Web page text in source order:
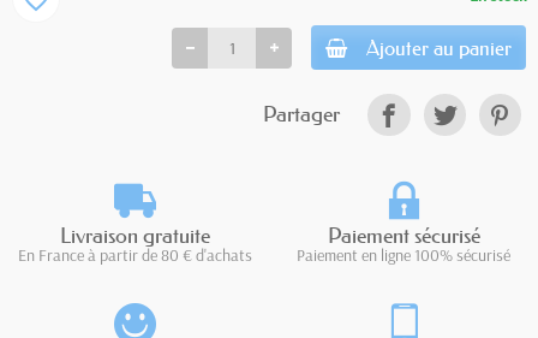
Ajouter au panier
Partager
Livraison gratuite
En France à partir de 80 € d'achats
Paiement sécurisé
Paiement en ligne 100% sécurisé